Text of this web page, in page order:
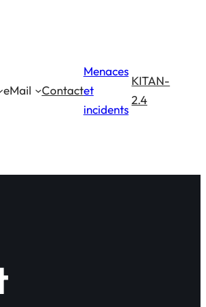
eMail Contact
Menaces
et
incidents
KITAN-
2.4